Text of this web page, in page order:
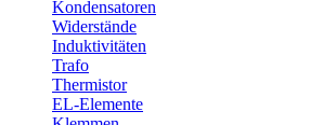
Kondensatoren
Widerstände
Induktivitäten
Trafo
Thermistor
EL-Elemente